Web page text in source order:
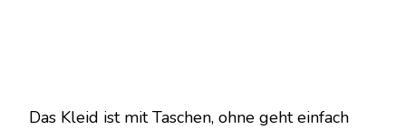
Das Kleid ist mit Taschen, ohne geht einfach